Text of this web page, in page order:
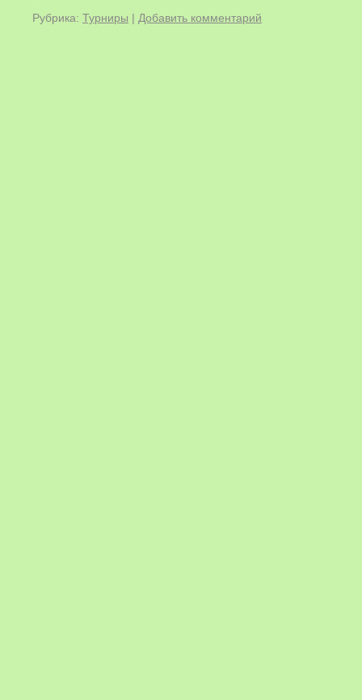
Рубрика: Турниры | Добавить комментарий